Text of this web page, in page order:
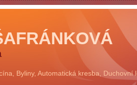
Byliny, Automatická kresba, Duchovní